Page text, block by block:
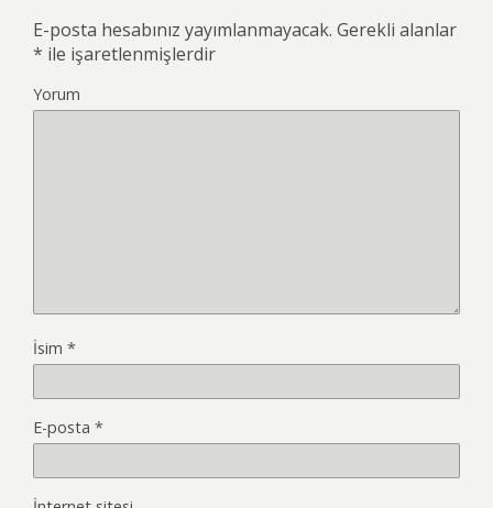
E-posta hesabınız yayımlanmayacak. Gerekli alanlar
* ile işaretlenmişlerdir
Yorum
İsim *
E-posta *